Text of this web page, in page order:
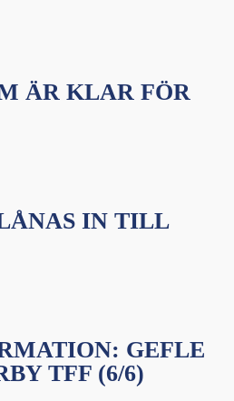
ÄR KLAR FÖR
IN TILL
GEFLE
TFF (6/6)